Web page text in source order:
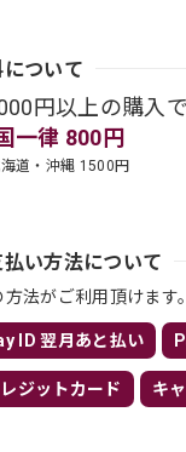
ついて
円以上の購入
一律 800円
海道・沖縄 1500円
い方法について
方法がご利用頂けます。
ID 翌月あと払い
ジットカード キ